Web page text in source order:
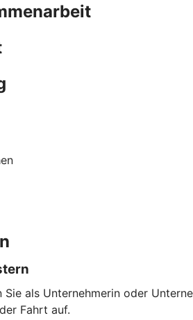
als Unternehmerin oder
Fahrt auf.